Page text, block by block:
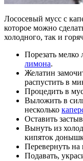
Лососевый мусс с
которое можно
холодного, так и
Порезать мелко
лимона.
Желатин
распустить в
Процедить в
Выложить в
несколько
Оставить
Вынуть из
кипяток
Перевернуть
Подавать,